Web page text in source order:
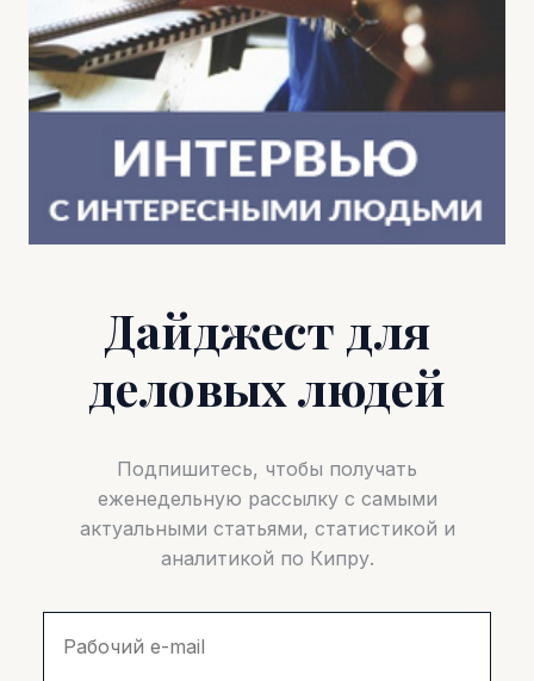
Дайджест для
деловых людей
Подпишитесь, чтобы получать
еженедельную рассылку с самыми
актуальными статьями, статистикой и
аналитикой по Кипру.